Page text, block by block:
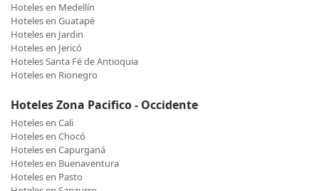
Hoteles en Medellín
Hoteles en Guatapé
Hoteles en Jardin
Hoteles en Jericó
Hoteles Santa Fé de Antioquia
Hoteles en Rionegro
Hoteles Zona Pacifico - Occidente
Hoteles en Cali
Hoteles en Chocó
Hoteles en Capurganá
Hoteles en Buenaventura
Hoteles en Pasto